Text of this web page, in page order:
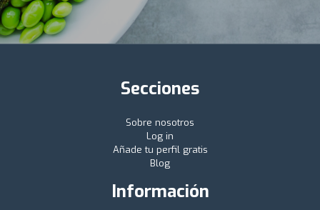
Secciones
Sobre nosotros
Log in
Añade tu perfil gratis
Blog
Información